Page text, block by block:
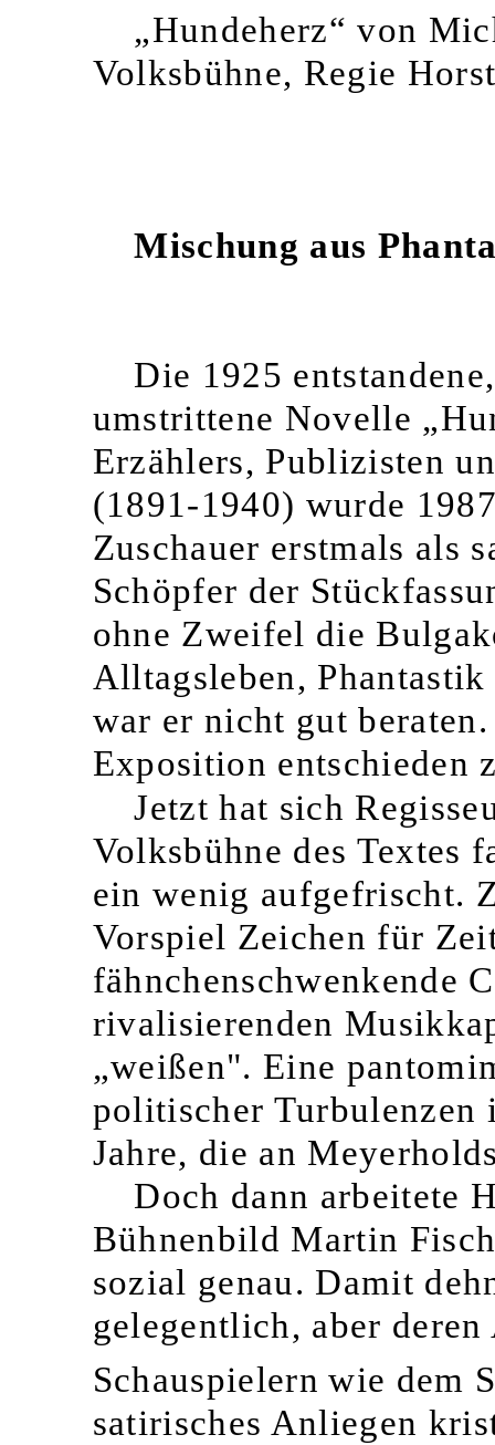
„Hundeherz“ von
Volksbühne, Regie
Mischung aus
Die 1925
umstrittene Novelle
Erzählers, Publizisten
(1891-1940) wurde
Zuschauer erstmals als
Schöpfer der
ohne Zweifel die
Alltagsleben,
war er nicht gut
Exposition entschieden
Jetzt hat sich
Volksbühne des Textes
ein wenig aufgefrischt.
Vorspiel Zeichen für
fähnchenschwenkende
rivalisierenden
„weißen". Eine
politischer Turbulenzen
Jahre, die an
Doch dann arbeitete
Bühnenbild Martin
sozial genau. Damit
gelegentlich, aber
Schauspielern wie dem
satirisches Anliegen